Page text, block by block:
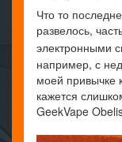
Что то
развелось,
электронными
например, с
моей привычке
кажется
GeekVape